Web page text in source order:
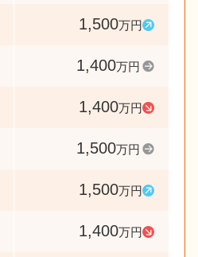
1,500万円
1,400万円
1,400万円
1,500万円
1,500万円
1,400万円